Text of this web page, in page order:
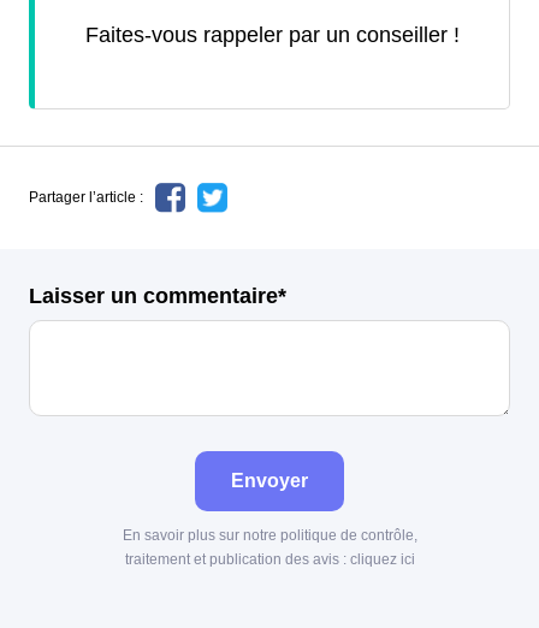
Faites-vous rappeler par un conseiller !
Partager l’article :
Laisser un commentaire*
Envoyer
En savoir plus sur notre politique de contrôle,
traitement et publication des avis : cliquez ici